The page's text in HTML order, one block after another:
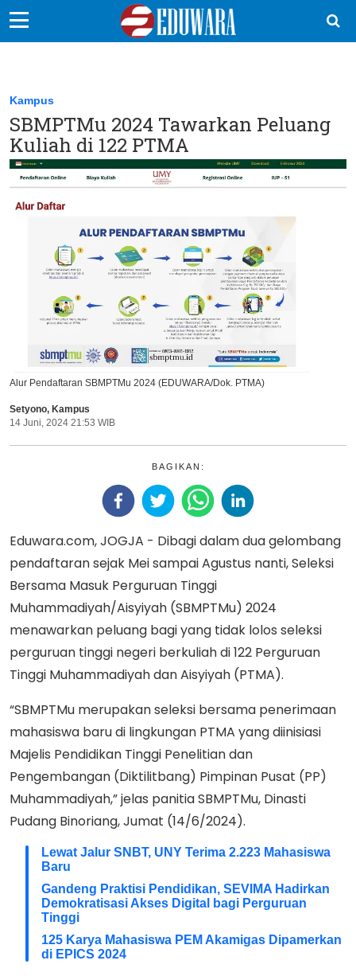
Sekolah Kita
Vokasi
Kampus
Idea
Sains
EduDana
Ikuti Kami di:
Kampus
SBMPTMu 2024 Tawarkan Peluang
Kuliah di 122 PTMA
Alur Pendaftaran SBMPTMu 2024 (EDUWARA/Dok. PTMA)
Setyono, Kampus
14 Juni, 2024 21:53 WIB
BAGIKAN:
Eduwara.com, JOGJA - Dibagi dalam dua gelombang
pendaftaran sejak Mei sampai Agustus nanti, Seleksi
Bersama Masuk Perguruan Tinggi
Muhammadiyah/Aisyiyah (SBMPTMu) 2024
menawarkan peluang bagi yang tidak lolos seleksi
perguruan tinggi negeri berkuliah di 122 Perguruan
Tinggi Muhammadiyah dan Aisyiyah (PTMA).
“SBMPTMu merupakan seleksi bersama penerimaan
mahasiswa baru di lingkungan PTMA yang diinisiasi
Majelis Pendidikan Tinggi Penelitian dan
Pengembangan (Diktilitbang) Pimpinan Pusat (PP)
Muhammadiyah,” jelas panitia SBMPTMu, Dinasti
Pudang Binoriang, Jumat (14/6/2024).
Lewat Jalur SNBT, UNY Terima 2.223 Mahasiswa
Baru
Gandeng Praktisi Pendidikan, SEVIMA Hadirkan
Demokratisasi Akses Digital bagi Perguruan
Tinggi
125 Karya Mahasiswa PEM Akamigas Dipamerkan
di EPICS 2024